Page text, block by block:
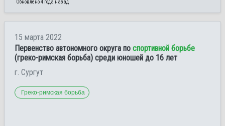
Обновлено 4 года назад
15 марта 2022
Первенство автономного округа по спортивной борьбе
(греко-римская борьба) среди юношей до 16 лет
г. Сургут
Греко-римская борьба